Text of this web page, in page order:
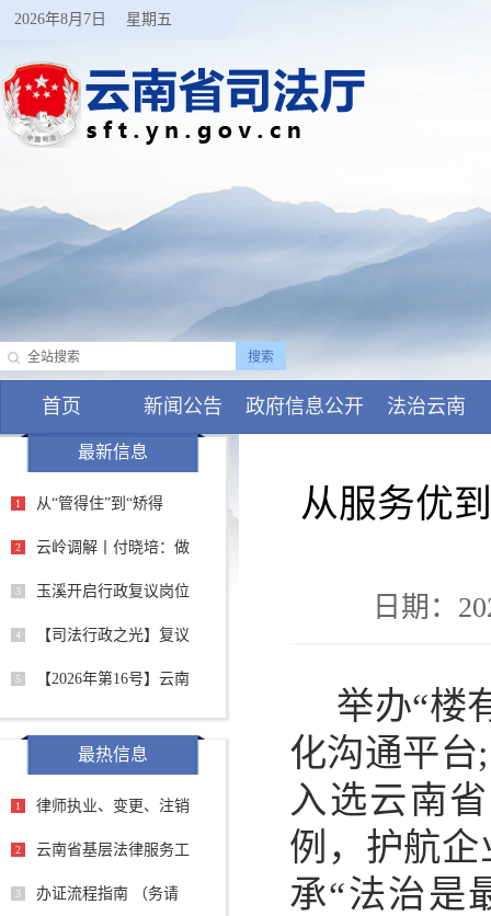
2026年8月7日 星期五
首页 新闻公告 政府信息公开 法治云南
最新信息
1 从“管得住”到“矫得
2 云岭调解丨付晓培：做
3 玉溪开启行政复议岗位
4 【司法行政之光】复议
5 【2026年第16号】云南
最热信息
1 律师执业、变更、注销
2 云南省基层法律服务工
3 办证流程指南 （务请
从服务优
日期：
举办“楼
化沟通平台
入选云南
例，护航
承“法治是